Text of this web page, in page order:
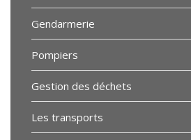
Gendarmerie
Pompiers
Gestion des déchets
Les transports